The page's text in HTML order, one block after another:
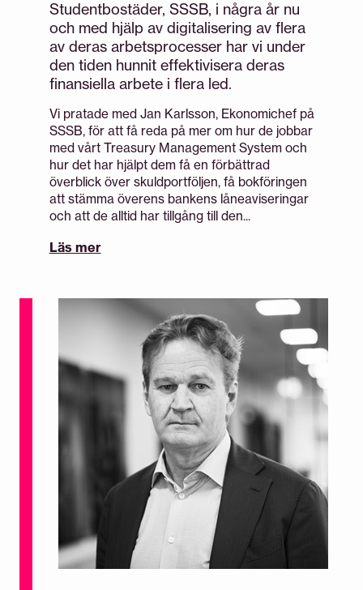
Studentbostäder, SSSB, i några år nu
och med hjälp av digitalisering av flera
av deras arbetsprocesser har vi under
den tiden hunnit effektivisera deras
finansiella arbete i flera led.
Vi pratade med Jan Karlsson, Ekonomichef på
SSSB, för att få reda på mer om hur de jobbar
med vårt Treasury Management System och
hur det har hjälpt dem få en förbättrad
överblick över skuldportföljen, få bokföringen
att stämma överens bankens låneaviseringar
och att de alltid har tillgång till den...
Läs mer